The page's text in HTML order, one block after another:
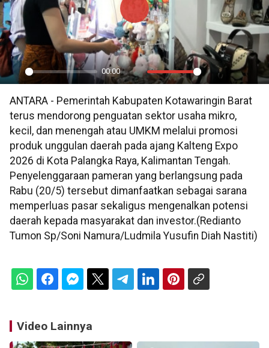
Play
00:00
Mute Settings
PIP
Play
ANTARA - Pemerintah Kabupaten Kotawaringin Barat
terus mendorong penguatan sektor usaha mikro,
kecil, dan menengah atau UMKM melalui promosi
produk unggulan daerah pada ajang Kalteng Expo
2026 di Kota Palangka Raya, Kalimantan Tengah.
Penyelenggaraan pameran yang berlangsung pada
Rabu (20/5) tersebut dimanfaatkan sebagai sarana
memperluas pasar sekaligus mengenalkan potensi
daerah kepada masyarakat dan investor.(Redianto
Tumon Sp/Soni Namura/Ludmila Yusufin Diah Nastiti)
Video Lainnya